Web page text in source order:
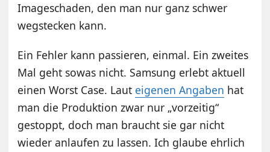
Imageschaden, den man nur ganz schwer
wegstecken kann.
Ein Fehler kann passieren, einmal. Ein zweites
Mal geht sowas nicht. Samsung erlebt aktuell
einen Worst Case. Laut eigenen Angaben hat
man die Produktion zwar nur „vorzeitig“
gestoppt, doch man braucht sie gar nicht
wieder anlaufen zu lassen. Ich glaube ehrlich